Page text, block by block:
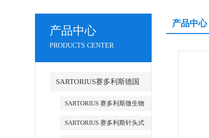
产品中心
PRODUCTS CENTER
SARTORIUS赛多利斯德国
SARTORIUS 赛多利斯微生物
SARTORIUS 赛多利斯针头式
产品中心